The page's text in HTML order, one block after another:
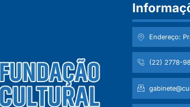
Endereço:
(22) 2778-